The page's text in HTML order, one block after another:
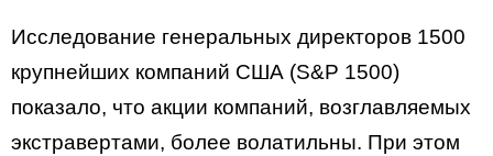
Исследование генеральных директоров 1500
крупнейших компаний США (S&P 1500)
показало, что акции компаний, возглавляемых
экстравертами, более волатильны. При этом